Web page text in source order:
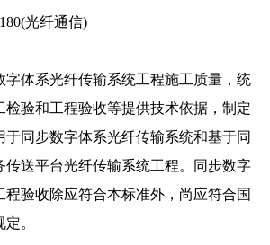
光纤通信)
字体系光纤传输系统工程施工质量，统
检验和工程验收等提供技术依据，制定
同步数字体系光纤传输系统和基于同
传送平台光纤传输系统工程。同步数字
程验收除应符合本标准外，尚应符合国
。